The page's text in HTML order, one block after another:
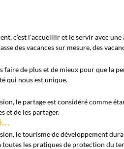
c’est l’accueillir et le servir avec
des vacances sur mesure, des
faire de plus et de mieux pour que la
qui nous est unique.
le partage est considéré comme
et de les partager.
le tourisme de développement
toutes les pratiques de protection du